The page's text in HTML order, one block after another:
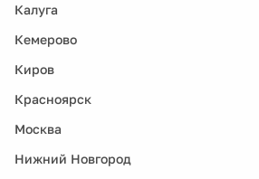
Калуга
Кемерово
Киров
Красноярск
Москва
Нижний Новгород